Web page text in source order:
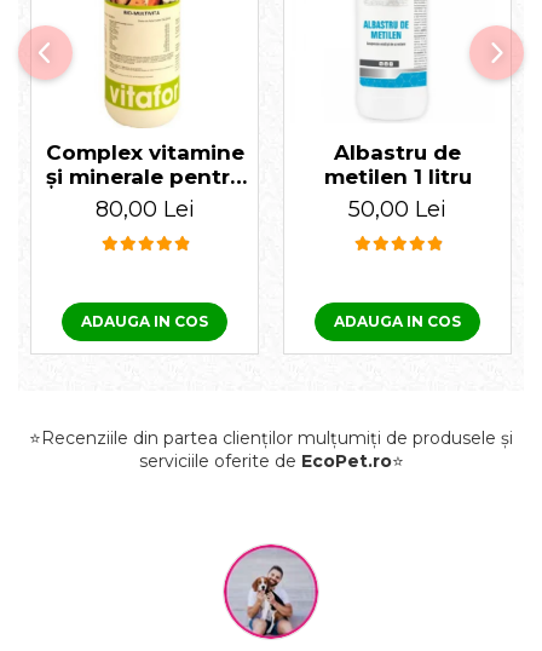
Complex vitamine
și minerale pentru
păsări Bio Multivita,
1 Litru
80,00 Lei
ADAUGA IN COS
Albastru de
metilen 1 litru
50,00 Lei
ADAUGA IN COS
⭐Recenziile din partea clienților mulțumiți de produsele și
serviciile oferite de EcoPet.ro⭐